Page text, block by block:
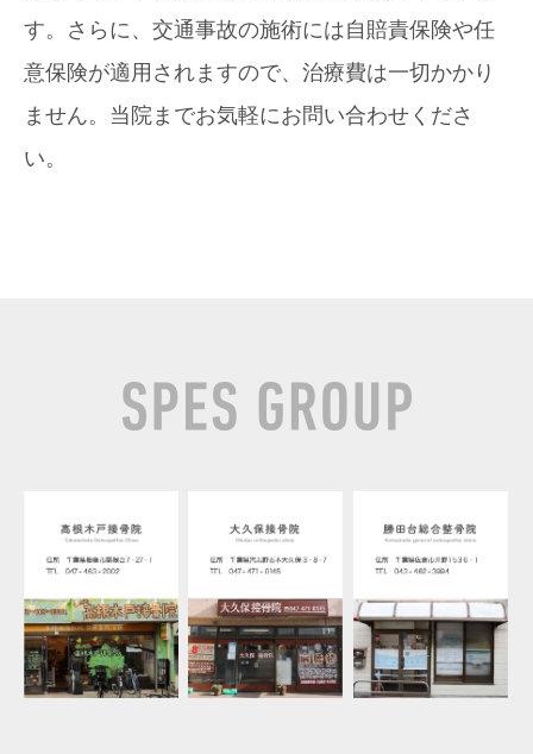
す。さらに、交通事故の施術には自賠責保険や任
意保険が適用されますので、治療費は一切かかり
ません。当院までお気軽にお問い合わせくださ
い。